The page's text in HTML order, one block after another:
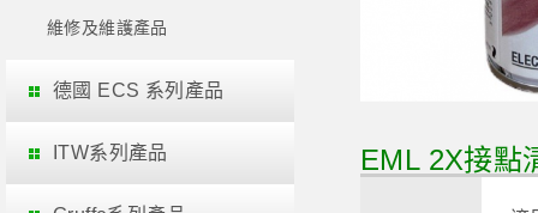
維修及維護產品
德國 ECS 系列產品
ITW系列產品 EML 2X接點